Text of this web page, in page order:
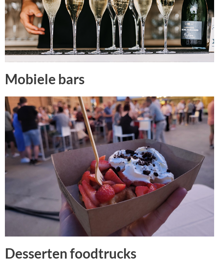
Mobiele bars
Desserten foodtrucks